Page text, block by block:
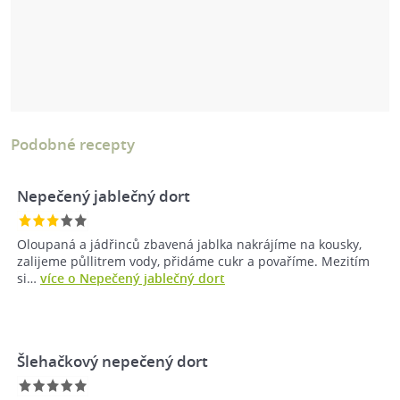
Podobné recepty
Nepečený jablečný dort
Oloupaná a jádřinců zbavená jablka nakrájíme na kousky,
zalijeme půllitrem vody, přidáme cukr a povaříme. Mezitím
si… více o Nepečený jablečný dort
Šlehačkový nepečený dort